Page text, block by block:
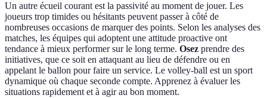
Un autre écueil courant est la passivité au moment de jouer. Les
joueurs trop timides ou hésitants peuvent passer à côté de
nombreuses occasions de marquer des points. Selon les analyses des
matches, les équipes qui adoptent une attitude proactive ont
tendance à mieux performer sur le long terme. Osez prendre des
initiatives, que ce soit en attaquant au lieu de défendre ou en
appelant le ballon pour faire un service. Le volley-ball est un sport
dynamique où chaque seconde compte. Apprenez à évaluer les
situations rapidement et à agir au bon moment.